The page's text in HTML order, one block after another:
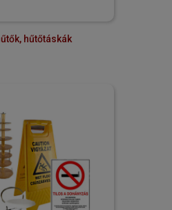
hűtőtáskák